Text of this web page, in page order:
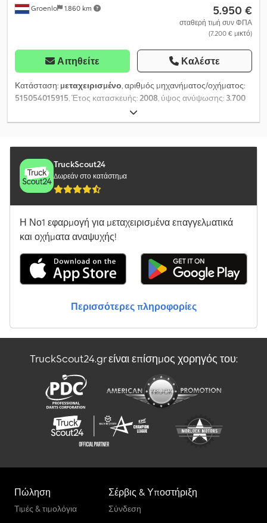
Groenlo 1.860 km 5.950 €
σταθερή τιμή συν ΦΠΑ
(7.200 € μικτό)
Αιτηθείτε Καλέστε
Κατάσταση: μεταχειρισμένο, αριθμός μηχανήματος/οχήματος:
515054015915, Έτος κατασκευής:2008, ύψος ανύψωσης: 3.700
, κατασκευαστής κινητήρων:
Ικανότητα ανύψωσης: 1.500 kg Ύψος κατασκευής: 226 cm
Akasf Κατάσταση εμπρός ελαστικών: 60 Κατάσταση πίσω
ελαστικών: 60 Εμπρός ελαστικά: - Πίσω ελαστικά: - Για
περισσότερες πληροφορίες, παρακαλώ επικοινωνήστε με την
PFEIFER GROUP.
TruckScout24
Δωρεάν στο κατάστημα
Η Νο1 εφαρμογή για μεταχειρισμένα επαγγελματικά
και οχήματα αναψυχής!
Περισσότερες πληροφορίες
TruckScout24.gr είναι επίσημος χορηγός του:
Πώληση
Τιμές & τιμολόγια
Σέρβις & Υποστήριξη
Σύνδεση